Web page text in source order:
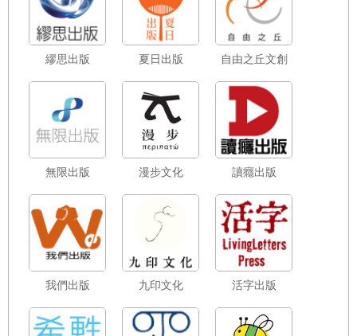
繆思出版 夏日出版 自由之丘文創
無限出版 漫步文化 讀癮出版
我們出版 九印文化 活字出版